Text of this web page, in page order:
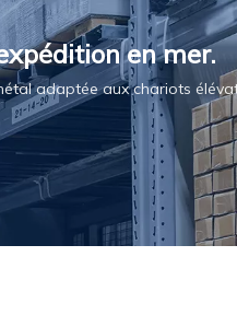
en mer.
adaptée aux chariots